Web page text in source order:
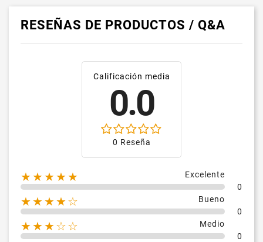
RESEÑAS DE PRODUCTOS / Q&A
Calificación media
0.0
0 Reseña
★★★★★
Excelente
0
★★★★☆
Bueno
0
★★★☆☆
Medio
0